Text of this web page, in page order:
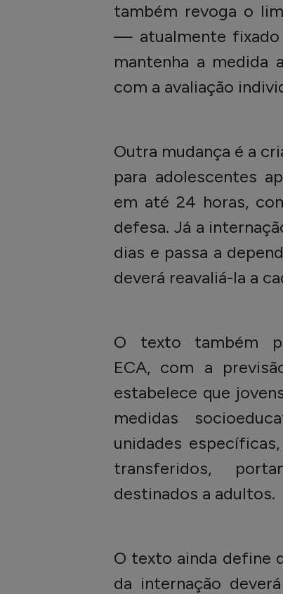
também revoga o
— atualmente
mantenha a medida
com a avaliação
Outra mudança é a
para adolescentes
em até 24 horas,
defesa. Já a
dias e passa a
deverá reavaliá-la a
O texto também
ECA, com a
estabelece que
medidas
unidades
transferidos,
destinados a adultos.
O texto ainda define
da internação